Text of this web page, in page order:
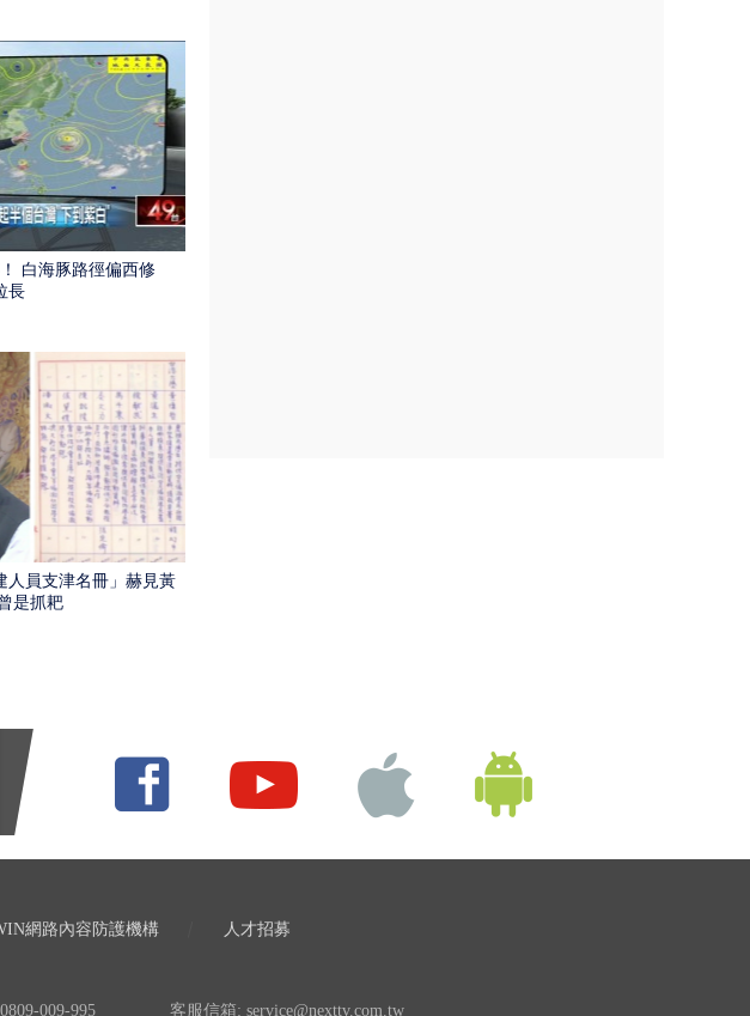
白海豚路徑偏西修
長
人員支津名冊」赫見黃
是抓耙
網路內容防護機構 人才招募
009-995 客服信箱: service@nexttv.com.tw